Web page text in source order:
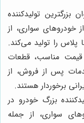
بزرگترین تولیدکننده
خودروهای سواری، از
و رانا پلاس را تولید می‌کند.
قیمت مناسب، قطعات
پس از فروش، از
برخوردار هستند.
بزرگ خودرو در
سواری، از جمله